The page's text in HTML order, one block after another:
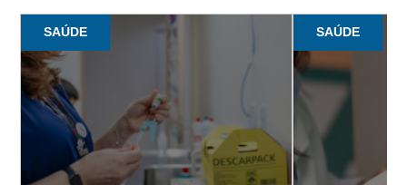
SAÚDE SAÚDE